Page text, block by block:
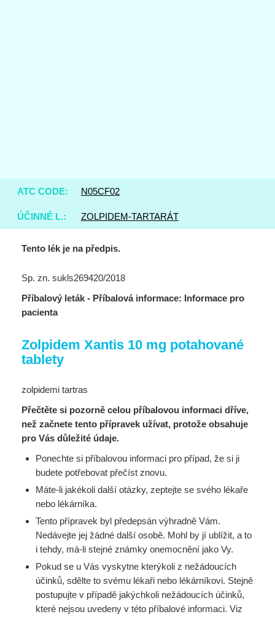
ATC CODE: N05CF02
ÚČINNÉ L.: ZOLPIDEM-TARTARÁT
Tento lék je na předpis.
Sp. zn. sukls269420/2018
Příbalový leták - Příbalová informace: Informace pro
pacienta
Zolpidem Xantis 10 mg potahované
tablety
zolpidemi tartras
Přečtěte si pozorně celou příbalovou informaci dříve,
než začnete tento přípravek užívat, protože obsahuje
pro Vás důležité údaje.
Ponechte si příbalovou informaci pro případ, že si ji
budete potřebovat přečíst znovu.
Máte-li jakékoli další otázky, zeptejte se svého lékaře
nebo lékárníka.
Tento přípravek byl předepsán výhradně Vám.
Nedávejte jej žádné další osobě. Mohl by jí ublížit, a to
i tehdy, má-li stejné známky onemocnění jako Vy.
Pokud se u Vás vyskytne kterýkoli z nežádoucích
účinků, sdělte to svému lékaři nebo lékárníkovi. Stejně
postupujte v případě jakýchkoli nežádoucích účinků,
které nejsou uvedeny v této příbalové informaci. Viz